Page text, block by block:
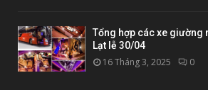
Tổng hợp các xe
Lạt lễ 30/04
16 Tháng 3, 2025 0